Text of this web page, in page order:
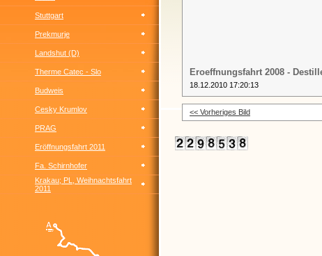
Stuttgart
Prekmurje
Landshut (D)
Therme Catec - Slo
Budweis
Cesky Krumlov
PRAG
Eröffnungsfahrt 2011
Fa. Schirnhofer
Krakau; PL, Weihnachtsfahrt
2011
Eroeffnungsfahrt 2008 -
18.12.2010 17:20:13
<< Vorheriges Bild